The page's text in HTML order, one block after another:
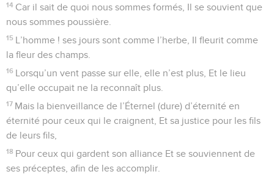
14 Car il sait de quoi nous sommes formés, Il se souvient que
nous sommes poussière.
15 L’homme ! ses jours sont comme l’herbe, Il fleurit comme
la fleur des champs.
16 Lorsqu’un vent passe sur elle, elle n’est plus, Et le lieu
qu’elle occupait ne la reconnaît plus.
17 Mais la bienveillance de l’Éternel (dure) d’éternité en
éternité pour ceux qui le craignent, Et sa justice pour les fils
de leurs fils,
18 Pour ceux qui gardent son alliance Et se souviennent de
ses préceptes, afin de les accomplir.